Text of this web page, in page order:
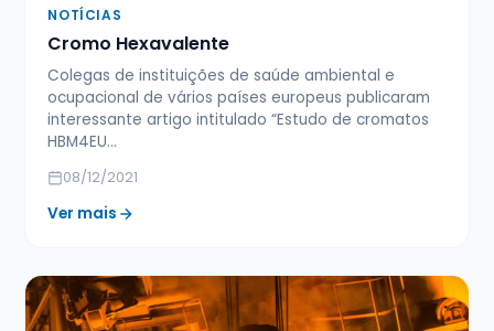
NOTÍCIAS
Cromo Hexavalente
Colegas de instituições de saúde ambiental e
ocupacional de vários países europeus publicaram
interessante artigo intitulado “Estudo de cromatos
HBM4EU…
08/12/2021
Ver mais